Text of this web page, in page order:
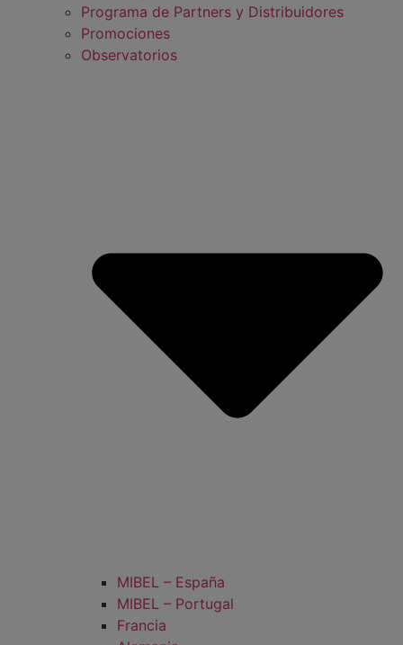
Programa de Partners y Distribuidores
Promociones
Observatorios
MIBEL – España
MIBEL – Portugal
Francia